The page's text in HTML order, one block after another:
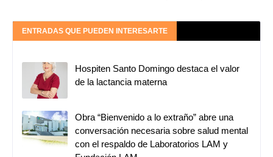
ENTRADAS QUE PUEDEN INTERESARTE
Hospiten Santo Domingo destaca el valor
de la lactancia materna
Obra “Bienvenido a lo extraño” abre una
conversación necesaria sobre salud mental
con el respaldo de Laboratorios LAM y